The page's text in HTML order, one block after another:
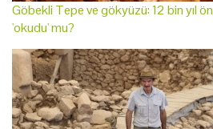
Göbekli Tepe ve gökyüzü: 12 bin yıl
'okudu' mu?